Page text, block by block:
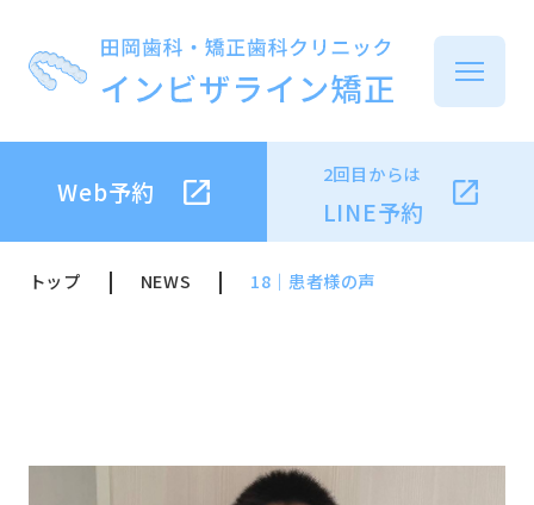
Web予約
2回目からは
LINE予約
トップ NEWS 18｜患者様の声